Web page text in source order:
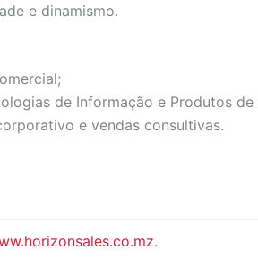
e dinamismo.
de Informação e Produtos
e vendas consultivas.
.